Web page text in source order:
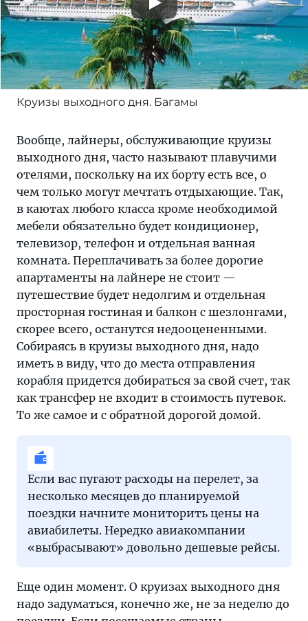
Круизы выходного дня. Багамы
Вообще, лайнеры, обслуживающие круизы
выходного дня, часто называют плавучими
отелями, поскольку на их борту есть все, о
чем только могут мечтать отдыхающие. Так,
в каютах любого класса кроме необходимой
мебели обязательно будет кондиционер,
телевизор, телефон и отдельная ванная
комната. Переплачивать за более дорогие
апартаменты на лайнере не стоит —
путешествие будет недолгим и отдельная
просторная гостиная и балкон с шезлонгами,
скорее всего, останутся недооцененными.
Собираясь в круизы выходного дня, надо
иметь в виду, что до места отправления
корабля придется добираться за свой счет, так
как трансфер не входит в стоимость путевок.
То же самое и с обратной дорогой домой.
Если вас пугают расходы на перелет, за
несколько месяцев до планируемой
поездки начните мониторить цены на
авиабилеты. Нередко авиакомпании
«выбрасывают» довольно дешевые рейсы.
Еще один момент. О круизах выходного дня
надо задуматься, конечно же, не за неделю до